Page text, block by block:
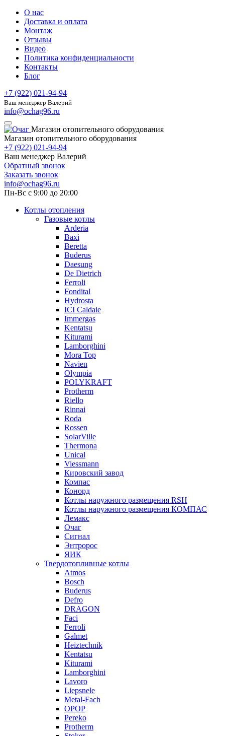
О нас
Доставка и оплата
Монтаж
Отзывы
Видео
Политика конфиденциальности
Контакты
Блог
+7 (922) 021-94-94
Ваш менеджер Валерий
info@ochag96.ru
Магазин отопительного оборудования
Магазин отопительного оборудования
+7 (922) 021-94-94
Ваш менеджер Валерий
Обратный звонок
Заказать звонок
info@ochag96.ru
Пн-Вс с 9:00 до 20:00
Котлы отопления
Газовые котлы
Arderia
Baxi
Beretta
Buderus
Daesung
De Dietrich
Ferroli
Fondital
Hydrosta
ICI Caldaie
Immergas
Kentatsu
Kiturami
Lamborghini
Mora Top
Navien
Olympia
POLYKRAFT
Protherm
Riello
Rinnai
Roda
Rossen
SolarVille
Thermona
Unical
Viessmann
Кировский завод
Компас
Конорд
Котлы наружного размещения RSH
Котлы наружного размещения КОМПАС
Лемакс
Очаг
Сигнал
Энтророс
ЯИК
Твердотопливные котлы
Atmos
Bosch
Buderus
Defro
DRAGON
Faci
Ferroli
Galmet
Heiztechnik
Kentatsu
Kiturami
Lamborghini
Lavoro
Liepsnele
Metal-Fach
OPOP
Pereko
Protherm